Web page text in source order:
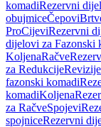
komadiRezervni
obujmiceČepovi
ProCijeviRezervni
dijelovi za Fazonski
KoljenaRačve
za RedukcijeRevizije
fazonski komadi
komadiKoljena
za RačveSpojevi
spojniceRezervni